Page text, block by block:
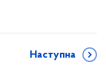
Наступна